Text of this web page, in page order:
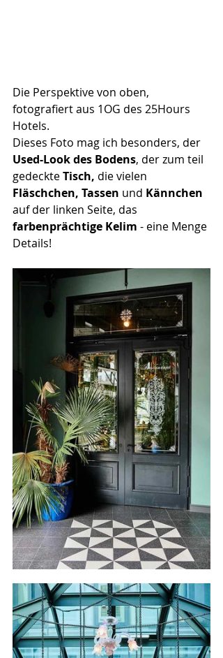
Die Perspektive von oben,
fotografiert aus 1OG des 25Hours
Hotels.
Dieses Foto mag ich besonders, der
Used-Look des Bodens, der zum teil
gedeckte Tisch, die vielen
Fläschchen, Tassen und Kännchen
auf der linken Seite, das
farbenprächtige Kelim - eine Menge
Details!